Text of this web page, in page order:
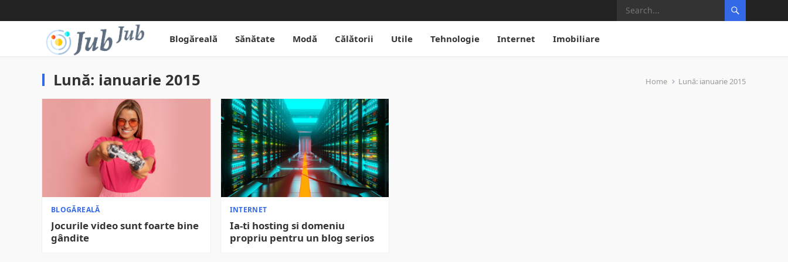
Blogăreală Sănătate Modă Călătorii Utile Tehnologie Internet Imobiliare
Home Lună: ianuarie 2015
Lună: ianuarie 2015
BLOGĂREALĂ
Jocurile video sunt foarte bine
gândite
INTERNET
Ia-ti hosting si domeniu
propriu pentru un blog serios